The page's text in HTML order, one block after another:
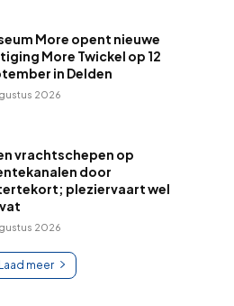
More opent nieuwe
More Twickel op 12
in Delden
2026
vrachtschepen op
door
pleziervaart wel
2026
Laad meer